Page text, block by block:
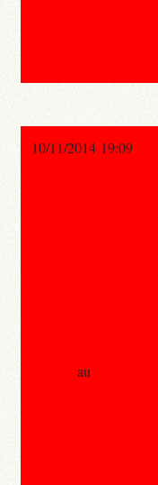
10/11/2014 19:09
au